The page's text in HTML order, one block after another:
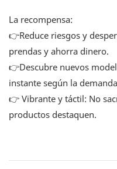
La recompensa:
👉Reduce riesgos y
prendas y ahorra dinero.
👉Descubre nuevos
instante según la
👉 Vibrante y táctil: No
productos destaquen.